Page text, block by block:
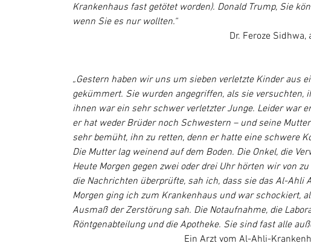
Krankenhaus fast getötet worden). Donald Trump, Sie
wenn Sie es nur wollten.“
Dr. Feroze
„Gestern haben wir uns um sieben verletzte Kinder aus
gekümmert. Sie wurden angegriffen, als sie versuchten,
ihnen war ein sehr schwer verletzter Junge. Leider war
er hat weder Brüder noch Schwestern – und seine
sehr bemüht, ihn zu retten, denn er hatte eine schwere
Die Mutter lag weinend auf dem Boden. Die Onkel, die
Heute Morgen gegen zwei oder drei Uhr hörten wir von
die Nachrichten überprüfte, sah ich, dass sie das Al-Ahli
Morgen ging ich zum Krankenhaus und war schockiert,
Ausmaß der Zerstörung sah. Die Notaufnahme, die
Röntgenabteilung und die Apotheke. Sie sind fast alle
Ein Arzt vom Al-Ahli-